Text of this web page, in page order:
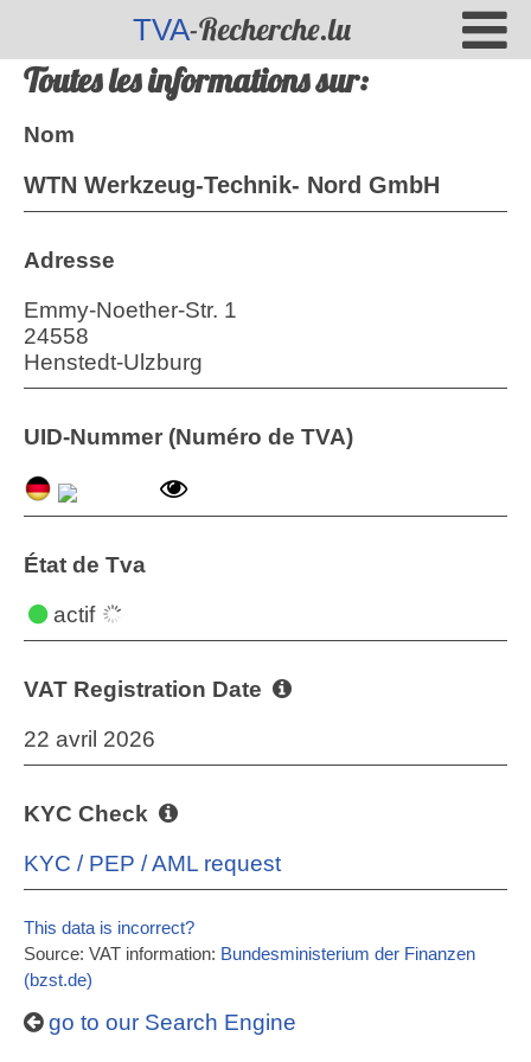
TVA-Recherche.lu
Toutes les informations sur:
Nom
WTN Werkzeug-Technik- Nord GmbH
Adresse
Emmy-Noether-Str. 1
24558
Henstedt-Ulzburg
UID-Nummer (Numéro de TVA)
État de Tva
actif
VAT Registration Date
22 avril 2026
KYC Check
KYC / PEP / AML request
This data is incorrect?
Source: VAT information: Bundesministerium der Finanzen
(bzst.de)
go to our Search Engine